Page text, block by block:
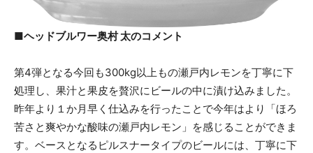
■ヘッドブルワー奥村 太のコメント
第4弾となる今回も300kg以上もの瀬戸内レモンを丁寧に下
処理し、果汁と果皮を贅沢にビールの中に漬け込みました。
昨年より１か月早く仕込みを行ったことで今年はより「ほろ
苦さと爽やかな酸味の瀬戸内レモン」を感じることができま
す。ベースとなるピルスナータイプのビールには、丁寧に下